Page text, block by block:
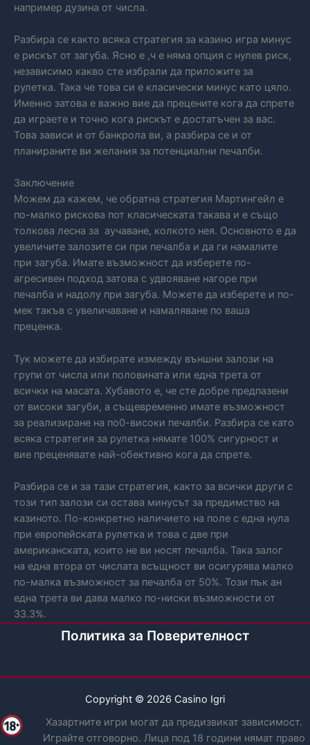
например дузина от числа.
Разбира се както всяка стратегия за казино игра минус
е рискът от загуба. Ясно е ,ч е няма опция с нулев риск,
независимо какво сте избрали да приложите за
рулетка. Така че това си е класически минус като цяло.
Именно затова е важно вие да прецените кога да спрете
да играете и точно кога рискът е достатъчен за вас.
Това зависи и от банкрола ви, а разбира се и от
планираните ви желания за потенциални печалби.
Заключение
Можем да кажем, че обратна стратегия Мартингейл е
по-малко рискова пот класическата такава и е също
толкова лесна за аучаване, колкото нея. Основното е да
увеличите залозите си при печалба и да ги намалите
при загуба. Имате възможност да изберете по-
агресивен подход затова с удвояване нагоре при
печалба и надолу при загуба. Можете да изберете и по-
мек такъв с увеличаване и намаляване по ваша
преценка.
Тук можете да избирате измежду външни залози на
групи от числа или половината или една трета от
всички на масата. Хубавото е, че сте добре предпазени
от високи загуби, а същевременно имате възможност
за реализиране на по0-високи печалби. Разбира се като
всяка стратегия за рулетка нямате 100% сигурност и
вие преценявате най-обективно кога да спрете.
Разбира се и за тази стратегия, както за всички други с
този тип залози си остава минусът за предимство на
казиното. По-конкретно наличието на поле с една нула
при европейската рулетка и това с две при
американската, които не ви носят печалба. Така залог
на една втора от числата всъщност ви осигурява малко
по-малка възможност за печалба от 50%. Този пък ан
една трета ви дава малко по-ниски възможности от
33.3%.
Политика за Поверителност
Copyright © 2026 Casino Igri
Хазартните игри могат да предизвикат зависимост.
Играйте отговорно. Лица под 18 години нямат право